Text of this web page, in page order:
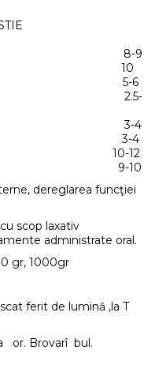
0,8 8-9
1 10
0,5 5-6
0,3 2.5-
3-4
3-4
10-12
1 9-10
dereglarea funcţiei
scop laxativ
administrate oral.
gr, 1000gr
ferit de lumină ,la T
or. Brovarî bul.